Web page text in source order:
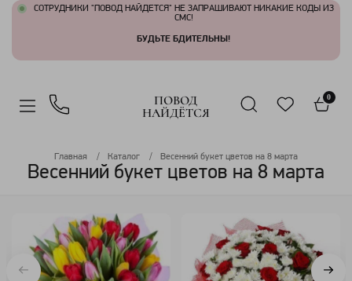
СОТРУДНИКИ "ПОВОД НАЙДЕТСЯ" НЕ ЗАПРАШИВАЮТ НИКАКИЕ КОДЫ ИЗ
СМС!
БУДЬТЕ БДИТЕЛЬНЫ!
ПОВОД
НАЙДЁТСЯ
0
Главная Каталог Весенний букет цветов на 8 марта
Весенний букет цветов на 8 марта